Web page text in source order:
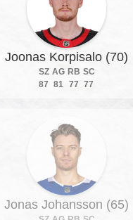
Joonas Korpisalo (70)
SZ AG RB SC
87 81 77 77
Jonas Johansson (65)